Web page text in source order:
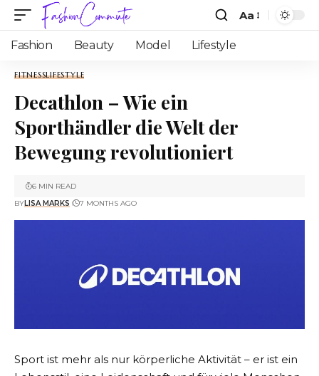
Aa
Fashion Beauty Model Lifestyle
FITNESSLIFESTYLE
Decathlon – Wie ein
Sporthändler die Welt der
Bewegung revolutioniert
BYLISA MARKS 7 MONTHS AGO
6 MIN READ
Sport ist mehr als nur körperliche Aktivität – er ist ein